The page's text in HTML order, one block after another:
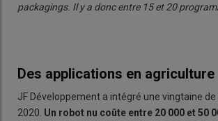
packagings. Il y a donc entre 15 et 20
Des applications en agriculture
JF Développement a intégré une vingtaine
2020. Un robot nu coûte entre 20 000 et 50